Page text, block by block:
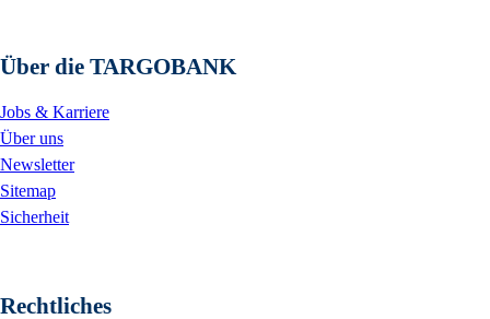
Über die TARGOBANK
Jobs & Karriere
Über uns
Newsletter
Sitemap
Sicherheit
Rechtliches